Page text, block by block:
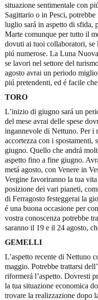
situazione sentimentale con
Sagittario o in Pesci,
luglio sará in aspetto di sfida,
Marte comunque per tutto il
dovuti ai tuoi collaboratori, se
piú numerose. La Luna
se lavori nel settore del
agosto avrai un periodo
piú pretendenti, ed é facile
TORO
L’inizio di giugno sará un
del mese avrai delle spese
ingannevole di Nettuno. Per i
accortezza con i
giugno. Quello che andrá
aspetto fino a fine giugno.
metá agosto, con Venere in
Vergine favoriranno la tua
posizione dei vari pianeti,
di Ferragosto festeggerai la
é una buona occasione per
vostra conoscenza potrebbe
saranno il 19 e il 24 agosto,
GEMELLI
L’aspetto recente di Nettuno
maggio. Potrebbe trattarsi
riformerá l’aspetto. Dovresti
la tua situazione economica
trovare la realizzazione dopo